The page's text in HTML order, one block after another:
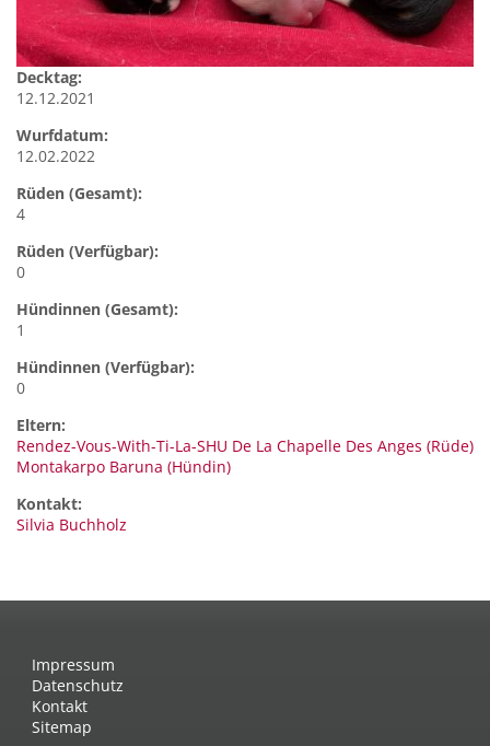
Decktag:
12.12.2021
Wurfdatum:
12.02.2022
Rüden (Gesamt):
4
Rüden (Verfügbar):
0
Hündinnen (Gesamt):
1
Hündinnen (Verfügbar):
0
Eltern:
Rendez-Vous-With-Ti-La-SHU De La Chapelle Des Anges (Rüde)
Montakarpo Baruna (Hündin)
Kontakt:
Silvia Buchholz
Impressum
Datenschutz
Kontakt
Sitemap